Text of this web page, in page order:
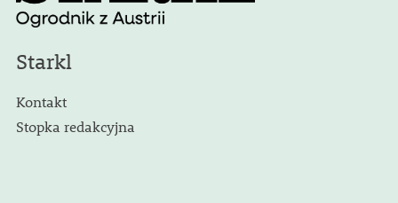
Starkl
Kontakt
Stopka redakcyjna